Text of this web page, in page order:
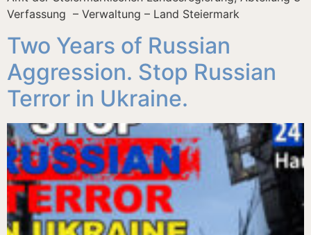
Verfassung – Verwaltung – Land Steiermark
Two Years of Russian
Aggression. Stop Russian
Terror in Ukraine.